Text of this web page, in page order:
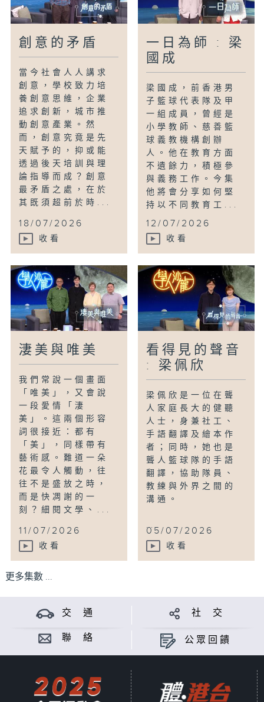
創意的矛盾
當今社會人人講求
創意，學校致力培
養創意思維，企業
追求創新，城市推
動創意產業。然
而，創意究竟是先
天賦予的，抑或能
透過後天培訓與理
論指導而成？創意
最矛盾之處，在於
其既須超前於時...
18/07/2026
收看
一日為師 : 梁
國成
梁國成，前香港男
子籃球代表隊及甲
一組成員，曾經是
小學教師、慈善籃
球義教機構創辦
人。他在教育方面
不遺餘力，積極參
與義務工作。今集
他將會分享如何堅
持以不同教育工...
12/07/2026
收看
淒美與唯美
我們常說一個畫面
「唯美」，又會說
一段愛情「淒
美」。這兩個形容
詞很接近：都有
「美」，同樣帶有
藝術感。難道一朵
花最令人觸動，往
往不是盛放之時，
而是快凋謝的一
刻？細閱文學、...
11/07/2026
收看
看得見的聲音
: 梁佩欣
梁佩欣是一位在聾
人家庭長大的健聽
人士，身兼社工、
手語翻譯及繪本作
者；同時，她也是
聾人籃球隊的手語
翻譯，協助隊員、
教練與外界之間的
溝通。
...
05/07/2026
收看
更多集數 ...
交 通 社 交
聯 絡 公眾回饋